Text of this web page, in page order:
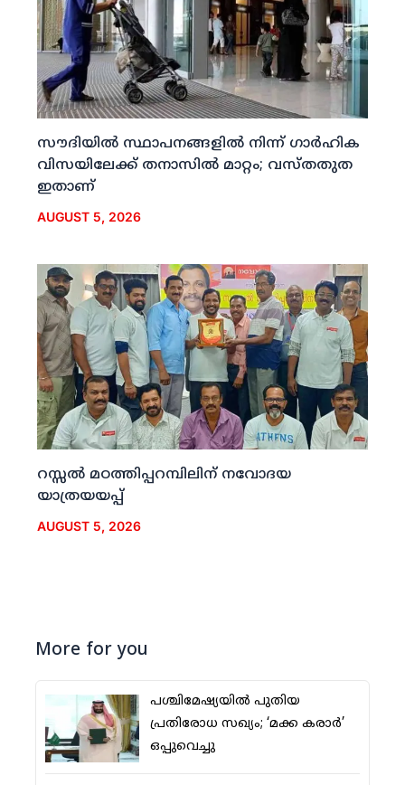
സൗദിയില്‍ സ്ഥാപനങ്ങളില്‍ നിന്ന് ഗാര്‍ഹിക
വിസയിലേക്ക് തനാസില്‍ മാറ്റം; വസ്തതുത
ഇതാണ്
AUGUST 5, 2026
റസ്സല്‍ മഠത്തിപ്പറമ്പിലിന് നവോദയ
യാത്രയയപ്പ്
AUGUST 5, 2026
More for you
പശ്ചിമേഷ്യയില്‍ പുതിയ
പ്രതിരോധ സഖ്യം; ‘മക്ക കരാര്‍’
ഒപ്പുവെച്ചു